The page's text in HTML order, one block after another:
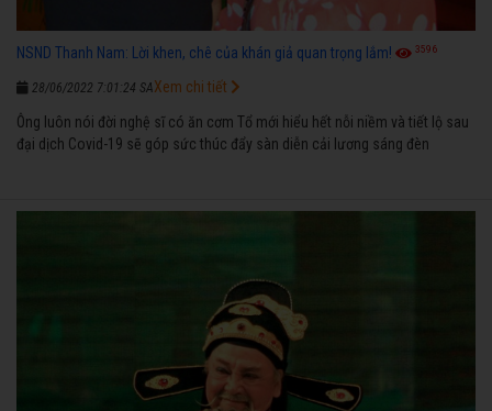
NSND Thanh Nam: Lời khen, chê của khán giả quan trọng lắm! 3596
28/06/2022 7:01:24 SA
Ông luôn nói đời nghệ sĩ có ăn cơm Tổ mới hiểu hết nỗi niềm và tiết lộ sau
đại dịch Covid-19 sẽ góp sức thúc đẩy sàn diễn cải lương sáng đèn
Xem chi tiết